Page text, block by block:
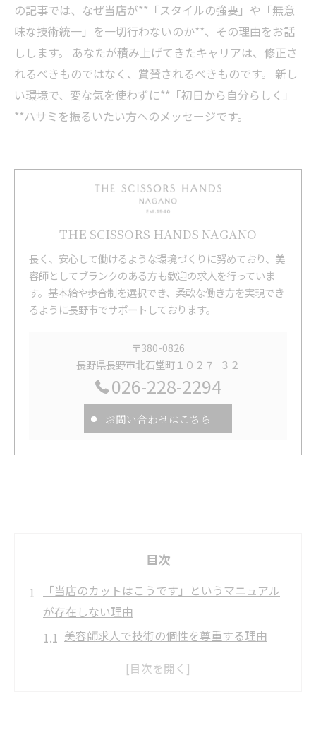
の記事では、なぜ当店が**「スタイルの強要」や「無意
味な技術統一」を一切行わないのか**、その理由をお話
しします。 あなたが積み上げてきたキャリアは、修正さ
れるべきものではなく、賞賛されるべきものです。 新し
い環境で、変な気を使わずに**「初日から自分らしく」
**ハサミを振るいたい方へのメッセージです。
THE SCISSORS HANDS NAGANO
長く、安心して働けるような環境づくりに努めており、美
容師としてブランクのある方も歓迎の求人を行っていま
す。基本給や歩合制を選択でき、柔軟な働き方を実現でき
るように長野市でサポートしております。
〒380-0826
長野県長野市北石堂町１０２７−３２
026-228-2294
お問い合わせはこちら
目次
「当店のカットはこうです」というマニュアル
が存在しない理由
美容師求人で技術の個性を尊重する理由
スタイリスト転職にマニュアル不要な理由